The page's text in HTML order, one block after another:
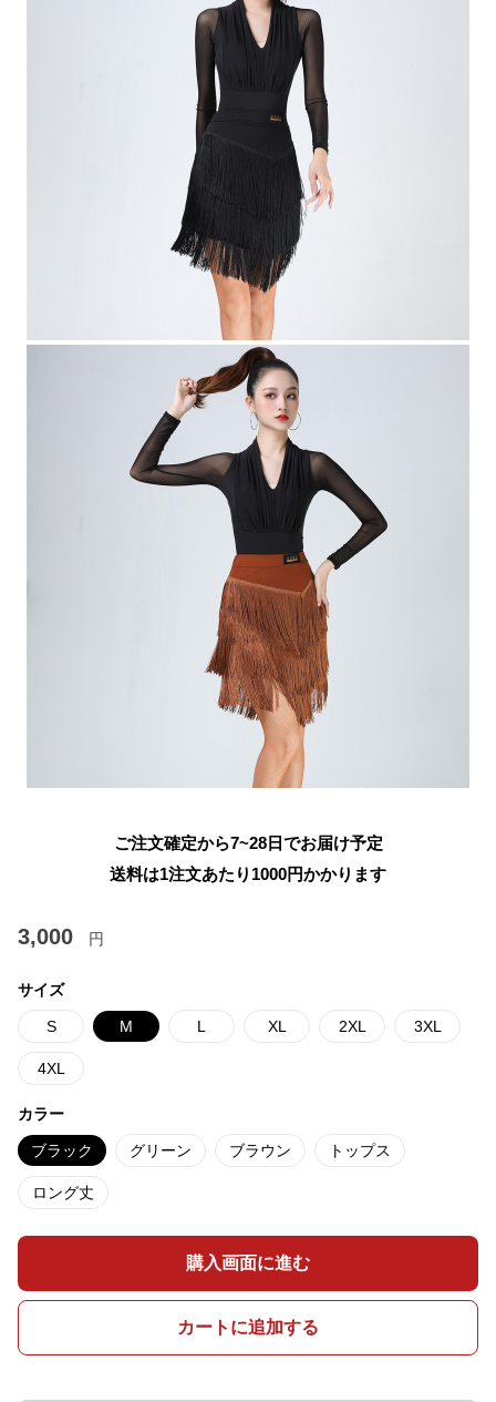
ご注文確定から7~28日でお届け予定
送料は1注文あたり 1000円かかります
3,000 円
サイズ
S M L XL 2XL 3XL
4XL
カラー
ブラック グリーン ブラウン トップス
ロング丈
購入画面に進む
カートに追加する